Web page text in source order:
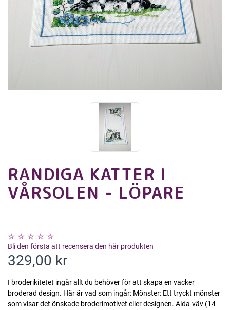
RANDIGA KATTER I
VÅRSOLEN - LÖPARE
Bli den första att recensera den här produkten
329,00 kr
I broderikitetet ingår allt du behöver för att skapa en vacker
broderad design. Här är vad som ingår: Mönster: Ett tryckt mönster
som visar det önskade broderimotivet eller designen. Aida-väv (14